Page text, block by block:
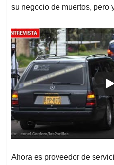
su negocio de muertos, pero
Ahora es proveedor de